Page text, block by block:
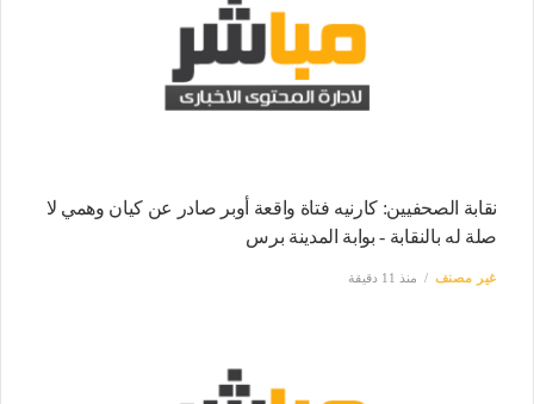
نقابة الصحفيين: كارنيه فتاة واقعة أوبر صادر عن كيان وهمي لا
صلة له بالنقابة - بوابة المدينة برس
غير مصنف منذ 11 دقيقة